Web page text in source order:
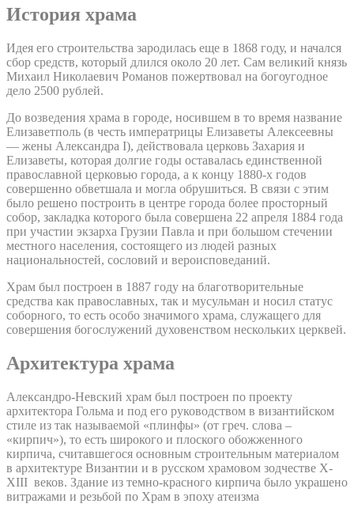
История храма
Идея его строительства зародилась еще в 1868 году, и начался
сбор средств, который длился около 20 лет. Сам великий князь
Михаил Николаевич Романов пожертвовал на богоугодное
дело 2500 рублей.
До возведения храма в городе, носившем в то время название
Елизаветполь (в честь императрицы Елизаветы Алексеевны
— жены Александра I), действовала церковь Захария и
Елизаветы, которая долгие годы оставалась единственной
православной церковью города, а к концу 1880-х годов
совершенно обветшала и могла обрушиться. В связи с этим
было решено построить в центре города более просторный
собор, закладка которого была совершена 22 апреля 1884 года
при участии экзарха Грузии Павла и при большом стечении
местного населения, состоящего из людей разных
национальностей, сословий и вероисповеданий.
Храм был построен в 1887 году на благотворительные
средства как православных, так и мусульман и носил статус
соборного, то есть особо значимого храма, служащего для
совершения богослужений духовенством нескольких церквей.
Архитектура храма
Александро-Невский храм был построен по проекту
архитектора Гольма и под его руководством в византийском
стиле из так называемой «плинфы» (от греч. слова –
«кирпич»), то есть широкого и плоского обожженного
кирпича, считавшегося основным строительным материалом
в архитектуре Византии и в русском храмовом зодчестве X-
XIII веков. Здание из темно-красного кирпича было украшено
витражами и резьбой по Храм в эпоху атеизма